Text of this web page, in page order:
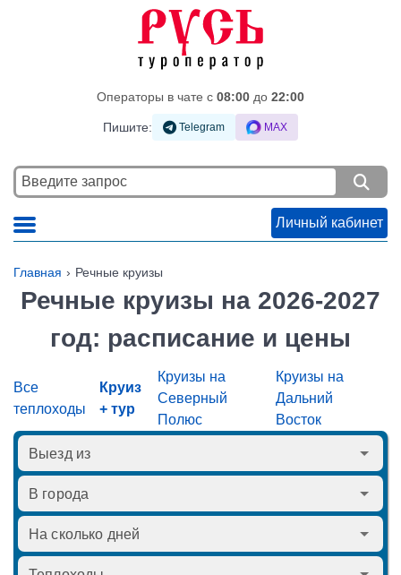
Операторы в чате c 08:00 до 22:00
Пишите: Telegram MAX
Личный кабинет
Главная Речные круизы
Речные круизы на 2026-2027
год: расписание и цены
Все
теплоходы
Круиз
+ тур
Круизы на
Северный
Полюс
Круизы на
Дальний
Восток